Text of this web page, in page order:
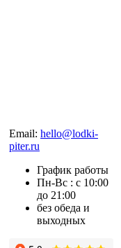
Email: hello@lodki-
piter.ru
График работы
Пн-Вс : с 10:00
до 21:00
без обеда и
выходных